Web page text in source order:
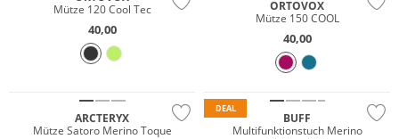
Mütze 120 Cool Tec
40,00
ORTOVOX
Mütze 150 COOL
40,00
ARCTERYX
Mütze Satoro Merino Toque
DEAL
BUFF
Multifunktionstuch Merino